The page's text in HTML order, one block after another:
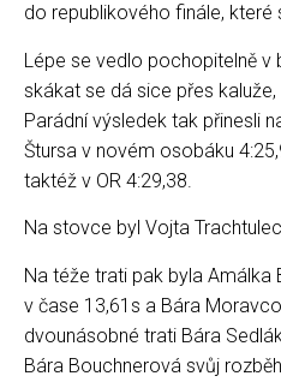
do republikového finále, které
Lépe se vedlo pochopitelně v
skákat se dá sice přes
Parádní výsledek tak přinesli
Štursa v novém osobáku
taktéž v OR 4:29,38.
Na stovce byl Vojta
Na téže trati pak byla Amálka
v čase 13,61s a Bára
dvounásobné trati Bára
Bára Bouchnerová svůj